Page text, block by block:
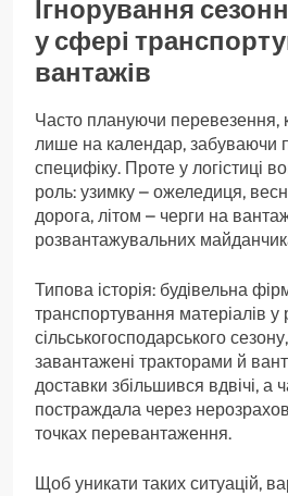
Ігнорування
у сфері
вантажів
Часто плануючи перевезення,
лише на календар, забуваючи
специфіку. Проте у логістиці
роль: узимку – ожеледиця,
дорога, літом – черги на
розвантажувальних
Типова історія: будівельна
транспортування матеріалів у
сільськогосподарського
завантажені тракторами й
доставки збільшився вдвічі, а
постраждала через
точках перевантаження.
Щоб уникати таких ситуацій,